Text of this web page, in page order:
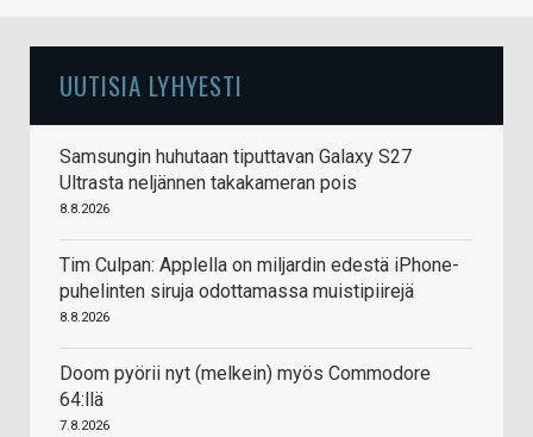
UUTISIA LYHYESTI
Samsungin huhutaan tiputtavan Galaxy S27
Ultrasta neljännen takakameran pois
8.8.2026
Tim Culpan: Applella on miljardin edestä iPhone-
puhelinten siruja odottamassa muistipiirejä
8.8.2026
Doom pyörii nyt (melkein) myös Commodore
64:llä
7.8.2026